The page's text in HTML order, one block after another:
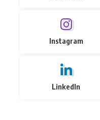
Instagram
LinkedIn